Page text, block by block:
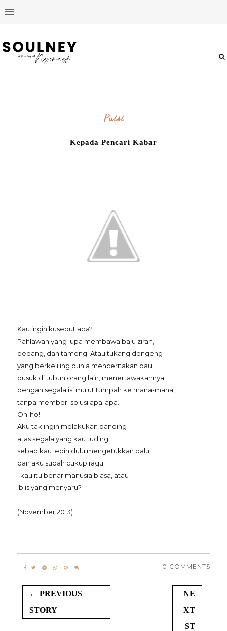
Puisi
Kepada Pencari Kabar
Kau ingin kusebut apa?
Pahlawan yang lupa membawa baju zirah,
pedang, dan tameng. Atau tukang dongeng
yang berkeliling dunia menceritakan bau
busuk di tubuh orang lain, menertawakannya
dengan segala isi mulut tumpah ke mana-mana,
tanpa memberi solusi apa-apa.
Oh-ho!
Aku tak ingin melakukan banding
atas segala yang kau tuding
sebab kau lebih dulu mengetukkan palu
dan aku sudah cukup ragu
: kau itu benar manusia biasa, atau
iblis yang menyaru?
(November 2013)
0 COMMENTS
← PREVIOUS
STORY
NE
XT
ST